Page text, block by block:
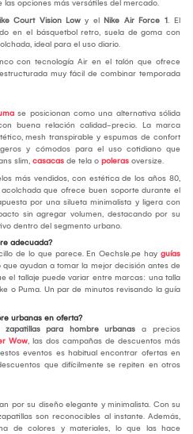
opciones más versátiles del mercado.
Court Vision Low y el Nike Air Force 1. El
en el básquetbol retro, suela de goma con
ideal para el uso diario.
con tecnología Air en el talón que ofrece
muy fácil de combinar temporada
se posicionan como una alternativa sólida
buena relación calidad-precio. La marca
mesh transpirable y espumas de confort
y cómodos para el uso cotidiano que
slim, casacas de tela o poleras oversize.
más vendidos, con estética de los años 80,
que ofrece buen soporte durante el
por una silueta minimalista y ligera con
sin agregar volumen, destacando por su
dentro del segmento urbano.
adecuada?
de lo que parece. En Oechsle.pe hay guías
ayudan a tomar la mejor decisión antes de
el tallaje puede variar entre marcas: una talla
o Puma. Un par de minutos revisando la guía
urbanas en oferta?
zapatillas para hombre urbanas a precios
Wow, las dos campañas de descuentos más
eventos es habitual encontrar ofertas en
que difícilmente se repiten en otros
por su diseño elegante y minimalista. Con su
son reconocibles al instante. Además,
de colores y materiales, lo que las hace